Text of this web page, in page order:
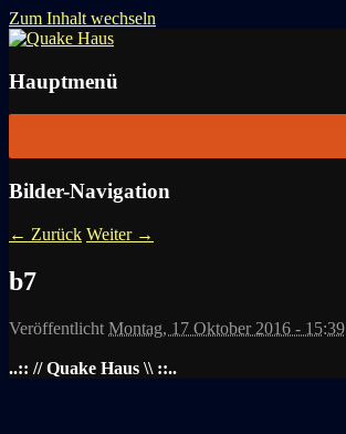
Zum Inhalt wechseln
Quake Haus
Hauptmenü
Bilder-Navigation
← Zurück Weiter →
b7
Veröffentlicht Montag, 17 Oktober 2016 - 15:39
..:: // Quake Haus \\ ::..